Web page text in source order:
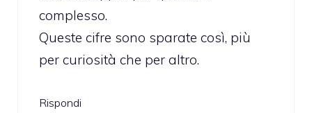
complesso.
Queste cifre sono sparate così, più
per curiosità che per altro.
Rispondi